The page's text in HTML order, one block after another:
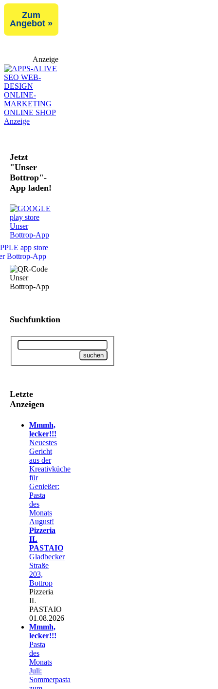
Zum
Angebot »
Anzeige
Jetzt
"Unser
Bottrop"-
App laden!
Suchfunktion
Letzte
Anzeigen
Mmmh,
lecker!!!
Neuestes
Gericht
aus der
Kreativküche
für
Genießer:
Pasta
des
Monats
August!
Pizzeria
IL
PASTAIO
Gladbecker
Straße
203,
Bottrop
Pizzeria
IL
PASTAIO
01.08.2026
Mmmh,
lecker!!!
Pasta
des
Monats
Juli:
Sommerpasta